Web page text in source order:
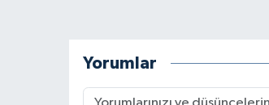
Yorumlar